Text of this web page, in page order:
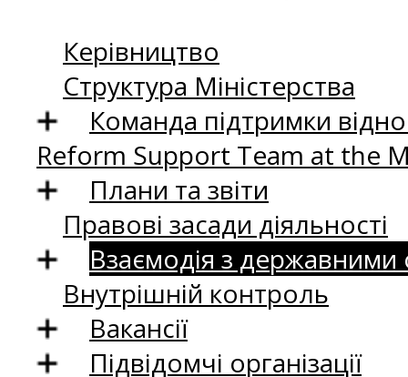
Керівництво
Структура Міністерства
Команда підтримки
Reform Support Team at the
Плани та звіти
Правові засади діяльності
Взаємодія з
Внутрішній контроль
Вакансії
Підвідомчі організації